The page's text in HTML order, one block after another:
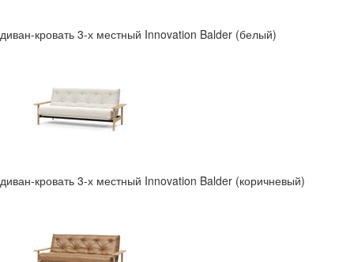
диван-кровать 3-х местный Innovation Balder (белый)
диван-кровать 3-х местный Innovation Balder (коричневый)